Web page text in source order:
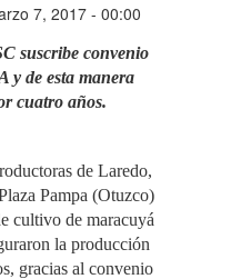
7, 2017 - 00:00
suscribe convenio
y de esta manera
cuatro años.
de Laredo,
Pampa (Otuzco)
cultivo de maracuyá
la producción
gracias al convenio